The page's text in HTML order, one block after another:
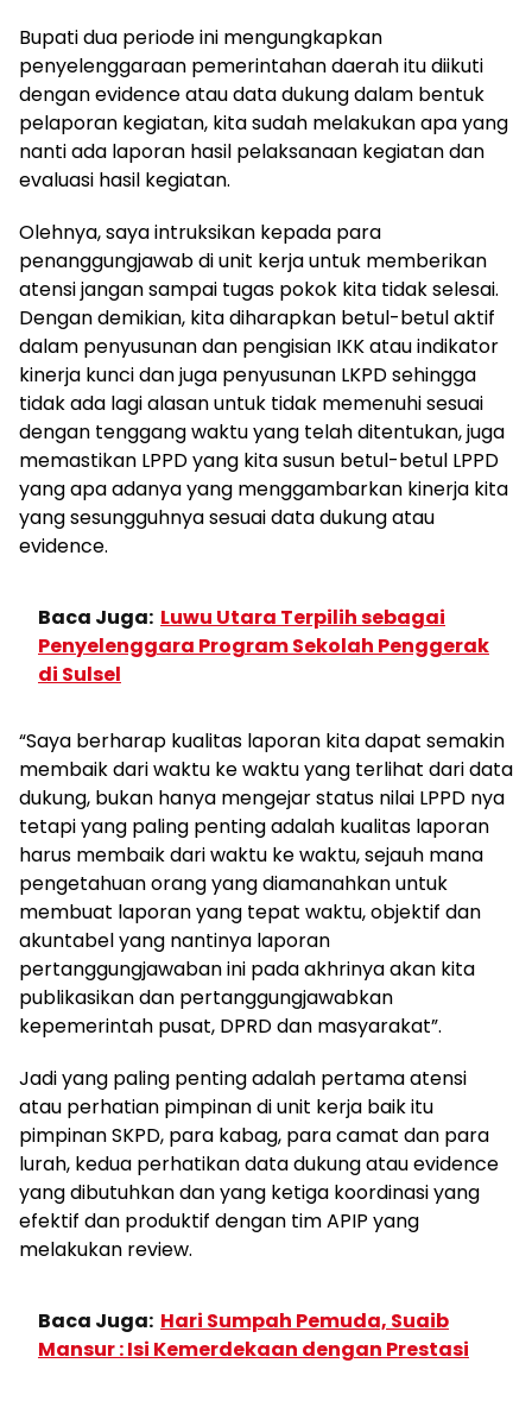
Bupati dua periode ini mengungkapkan
penyelenggaraan pemerintahan daerah itu diikuti
dengan evidence atau data dukung dalam bentuk
pelaporan kegiatan, kita sudah melakukan apa yang
nanti ada laporan hasil pelaksanaan kegiatan dan
evaluasi hasil kegiatan.
Olehnya, saya intruksikan kepada para
penanggungjawab di unit kerja untuk memberikan
atensi jangan sampai tugas pokok kita tidak selesai.
Dengan demikian, kita diharapkan betul-betul aktif
dalam penyusunan dan pengisian IKK atau indikator
kinerja kunci dan juga penyusunan LKPD sehingga
tidak ada lagi alasan untuk tidak memenuhi sesuai
dengan tenggang waktu yang telah ditentukan, juga
memastikan LPPD yang kita susun betul-betul LPPD
yang apa adanya yang menggambarkan kinerja kita
yang sesungguhnya sesuai data dukung atau
evidence.
Baca Juga: Luwu Utara Terpilih sebagai
Penyelenggara Program Sekolah Penggerak
di Sulsel
“Saya berharap kualitas laporan kita dapat semakin
membaik dari waktu ke waktu yang terlihat dari data
dukung, bukan hanya mengejar status nilai LPPD nya
tetapi yang paling penting adalah kualitas laporan
harus membaik dari waktu ke waktu, sejauh mana
pengetahuan orang yang diamanahkan untuk
membuat laporan yang tepat waktu, objektif dan
akuntabel yang nantinya laporan
pertanggungjawaban ini pada akhrinya akan kita
publikasikan dan pertanggungjawabkan
kepemerintah pusat, DPRD dan masyarakat”.
Jadi yang paling penting adalah pertama atensi
atau perhatian pimpinan di unit kerja baik itu
pimpinan SKPD, para kabag, para camat dan para
lurah, kedua perhatikan data dukung atau evidence
yang dibutuhkan dan yang ketiga koordinasi yang
efektif dan produktif dengan tim APIP yang
melakukan review.
Baca Juga: Hari Sumpah Pemuda, Suaib
Mansur : Isi Kemerdekaan dengan Prestasi